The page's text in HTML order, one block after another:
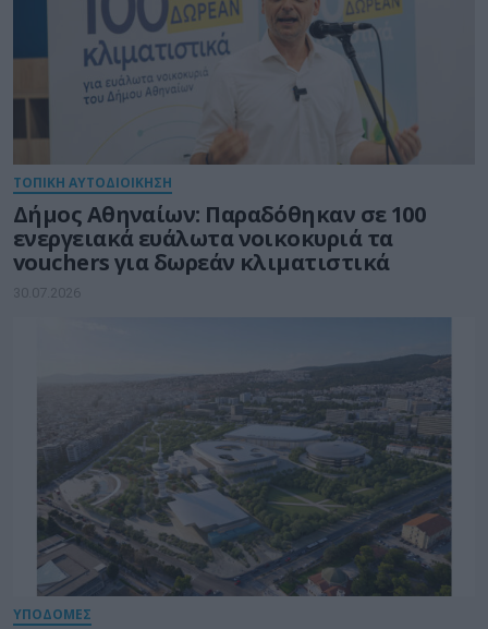
ΤΟΠΙΚΗ ΑΥΤΟΔΙΟΙΚΗΣΗ
Δήμος Αθηναίων: Παραδόθηκαν σε 100
ενεργειακά ευάλωτα νοικοκυριά τα
vouchers για δωρεάν κλιματιστικά
30.07.2026
ΥΠΟΔΟΜΕΣ